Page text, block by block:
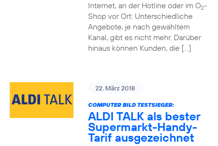
Internet, an der Hotline oder im O2-
Shop vor Ort: Unterschiedliche
Angebote, je nach gewähltem
Kanal, gibt es nicht mehr. Darüber
hinaus können Kunden, die […]
22. März 2018
COMPUTER BILD TESTSIEGER:
ALDI TALK als bester
Supermarkt-Handy-
Tarif ausgezeichnet